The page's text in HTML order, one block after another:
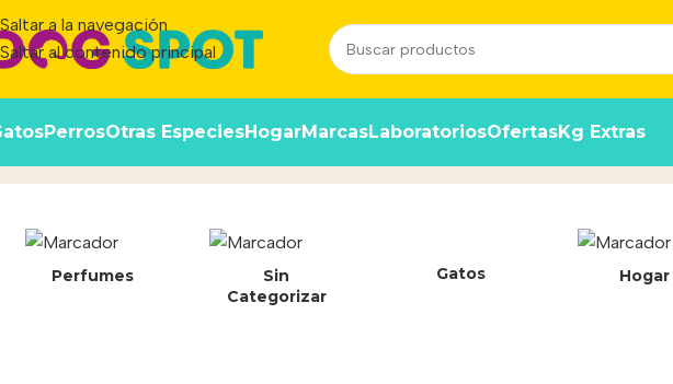
Saltar a la navegación
Saltar al contenido principal
PerrosOtras EspeciesHogarMarcasLaboratoriosOfertasKg Extras
6920761896046
Perfumes
Sin
Categorizar
Gatos Hogar